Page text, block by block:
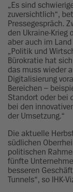
„Es sind
zuversichtlich“,
Pressegespräch.
den Ukraine-Krieg
aber auch im
„Politik und
Bürokratie hat
das muss wieder
Digitalisierung
Bereichen –
Standort oder bei
bei den
der Umsetzung.“
Die aktuelle
südlichen
politischen
fünfte
besseren
Tunnels“, so IHK-